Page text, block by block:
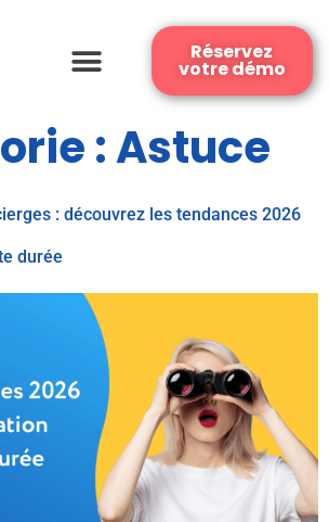
Réservez
votre démo
:Astuce
: découvrez les tendances 2026
durée